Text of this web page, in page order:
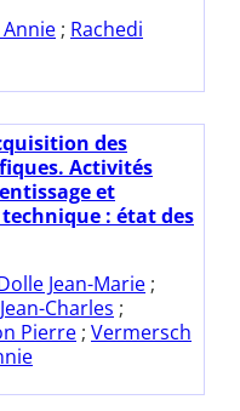
; Rachedi
des
Activités
et
: état des
Jean-Marie ;
Charles ;
Pierre ; Vermersch